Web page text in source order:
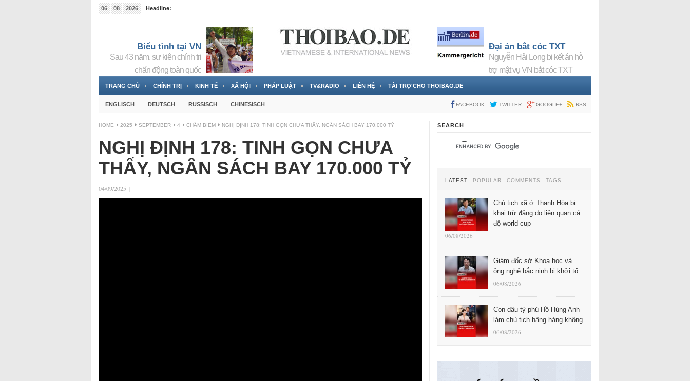
06 08 2026
Headline:
Biểu tình tại VN
Sau 43 năm, sự kiện chính trị
chấn động toàn quốc
Đại án bắt cóc TXT
Nguyễn Hải Long bị kết án hỗ
trợ mật vụ VN bắt cóc TXT
TRANG CHỦ CHÍNH TRỊ KINH TẾ XÃ HỘI PHÁP LUẬT TV&RADIO LIÊN HỆ TÀI TRỢ CHO THOIBAO.DE
ENGLISCH DEUTSCH RUSSISCH CHINESISCH FACEBOOK TWITTER GOOGLE+ RSS
HOME 2025 SEPTEMBER 4 CHÂM BIẾM NGHỊ ĐỊNH 178: TINH GỌN CHƯA THẤY, NGÂN SÁCH BAY 170.000 TỶ
NGHỊ ĐỊNH 178: TINH GỌN CHƯA
THẤY, NGÂN SÁCH BAY 170.000 TỶ
04/09/2025 |
SEARCH
LATEST POPULAR COMMENTS TAGS
Chủ tịch xã ở Thanh Hóa bị
khai trừ đảng do liên quan cá
độ world cup
06/08/2026
Giám đốc sở Khoa học và
ông nghệ bắc ninh bị khởi tố
06/08/2026
Con dâu tỷ phú Hồ Hùng Anh
làm chủ tịch hãng hàng không
06/08/2026